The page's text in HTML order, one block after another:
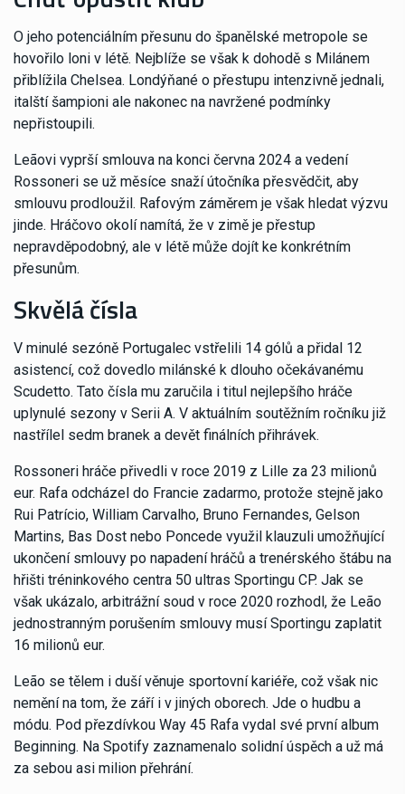
O jeho potenciálním přesunu do španělské metropole se
hovořilo loni v létě. Nejblíže se však k dohodě s Milánem
přiblížila Chelsea. Londýňané o přestupu intenzivně jednali,
italští šampioni ale nakonec na navržené podmínky
nepřistoupili.
Leãovi vyprší smlouva na konci června 2024 a vedení
Rossoneri se už měsíce snaží útočníka přesvědčit, aby
smlouvu prodloužil. Rafovým záměrem je však hledat výzvu
jinde. Hráčovo okolí namítá, že v zimě je přestup
nepravděpodobný, ale v létě může dojít ke konkrétním
přesunům.
Skvělá čísla
V minulé sezóně Portugalec vstřelili 14 gólů a přidal 12
asistencí, což dovedlo milánské k dlouho očekávanému
Scudetto. Tato čísla mu zaručila i titul nejlepšího hráče
uplynulé sezony v Serii A. V aktuálním soutěžním ročníku již
nastřílel sedm branek a devět finálních přihrávek.
Rossoneri hráče přivedli v roce 2019 z Lille za 23 milionů
eur. Rafa odcházel do Francie zadarmo, protože stejně jako
Rui Patrício, William Carvalho, Bruno Fernandes, Gelson
Martins, Bas Dost nebo Poncede využil klauzuli umožňující
ukončení smlouvy po napadení hráčů a trenérského štábu na
hřišti tréninkového centra 50 ultras Sportingu CP. Jak se
však ukázalo, arbitrážní soud v roce 2020 rozhodl, že Leão
jednostranným porušením smlouvy musí Sportingu zaplatit
16 milionů eur.
Leão se tělem i duší věnuje sportovní kariéře, což však nic
nemění na tom, že září i v jiných oborech. Jde o hudbu a
módu. Pod přezdívkou Way 45 Rafa vydal své první album
Beginning. Na Spotify zaznamenalo solidní úspěch a už má
za sebou asi milion přehrání.